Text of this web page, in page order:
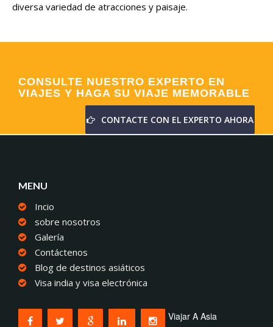
diversa variedad de atracciones y paisaje.
CONSULTE NUESTRO EXPERTO EN
VIAJES Y HAGA SU VIAJE MEMORABLE
CONTACTE CON EL EXPERTO AHORA
MENU
Incio
sobre nosotros
Galería
Contáctenos
Blog de destinos asiáticos
Visa india y visa electrónica
Viajar A Asia